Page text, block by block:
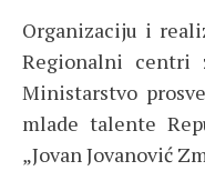
Organizaciju i
Regionalni centri
Ministarstvo
mlade talente
„Jovan Jovanović